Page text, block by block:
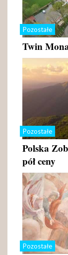
Pozostałe
Twin
Pozostałe
Polska
pół ceny
Pozostałe